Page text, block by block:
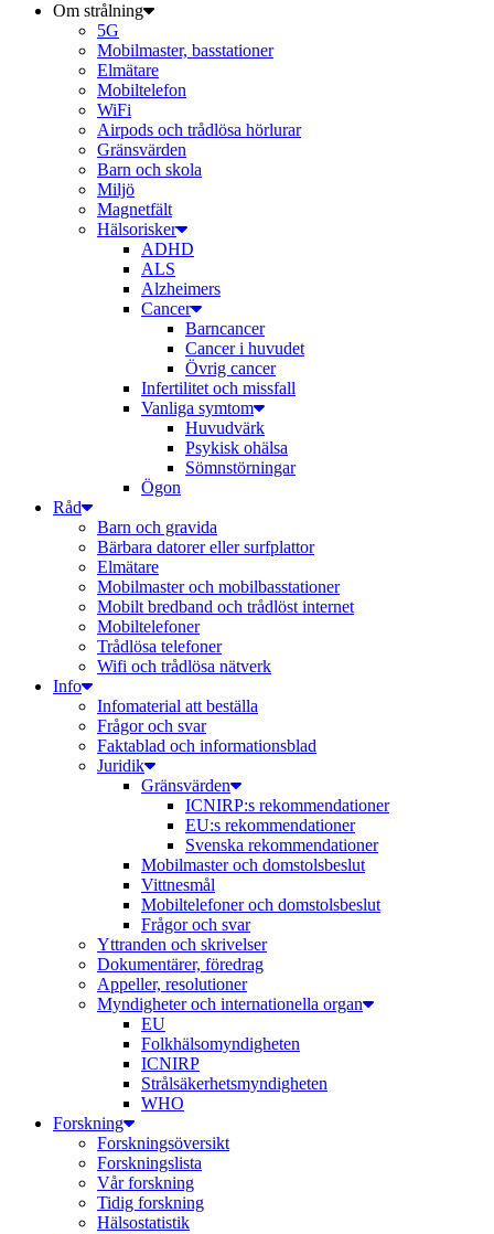
Om strålning
5G
Mobilmaster, basstationer
Elmätare
Mobiltelefon
WiFi
Airpods och trådlösa hörlurar
Gränsvärden
Barn och skola
Miljö
Magnetfält
Hälsorisker
ADHD
ALS
Alzheimers
Cancer
Barncancer
Cancer i huvudet
Övrig cancer
Infertilitet och missfall
Vanliga symtom
Huvudvärk
Psykisk ohälsa
Sömnstörningar
Ögon
Råd
Barn och gravida
Bärbara datorer eller surfplattor
Elmätare
Mobilmaster och mobilbasstationer
Mobilt bredband och trådlöst internet
Mobiltelefoner
Trådlösa telefoner
Wifi och trådlösa nätverk
Info
Infomaterial att beställa
Frågor och svar
Faktablad och informationsblad
Juridik
Gränsvärden
ICNIRP:s rekommendationer
EU:s rekommendationer
Svenska rekommendationer
Mobilmaster och domstolsbeslut
Vittnesmål
Mobiltelefoner och domstolsbeslut
Frågor och svar
Yttranden och skrivelser
Dokumentärer, föredrag
Appeller, resolutioner
Myndigheter och internationella organ
EU
Folkhälsomyndigheten
ICNIRP
Strålsäkerhetsmyndigheten
WHO
Forskning
Forskningsöversikt
Forskningslista
Vår forskning
Tidig forskning
Hälsostatistik